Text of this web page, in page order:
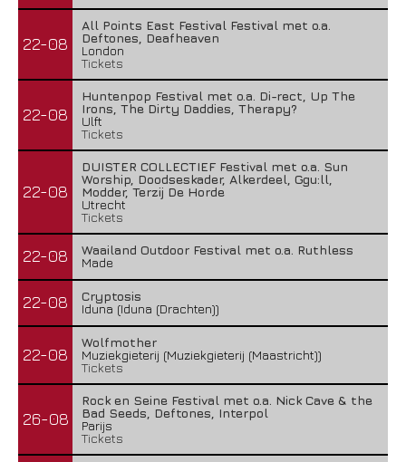
22-08
All Points East Festival Festival met o.a.
Deftones, Deafheaven
London
Tickets
22-08
Huntenpop Festival met o.a. Di-rect, Up The
Irons, The Dirty Daddies, Therapy?
Ulft
Tickets
22-08
DUISTER COLLECTIEF Festival met o.a. Sun
Worship, Doodseskader, Alkerdeel, Ggu:ll,
Modder, Terzij De Horde
Utrecht
Tickets
22-08
Waailand Outdoor Festival met o.a. Ruthless
Made
22-08
Cryptosis
Iduna (Iduna (Drachten))
22-08
Wolfmother
Muziekgieterij (Muziekgieterij (Maastricht))
Tickets
26-08
Rock en Seine Festival met o.a. Nick Cave & the
Bad Seeds, Deftones, Interpol
Parijs
Tickets